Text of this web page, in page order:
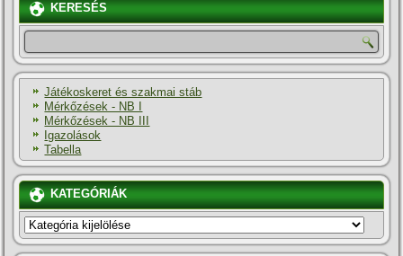
KERESÉS
Játékoskeret és szakmai stáb
Mérkőzések - NB I
Mérkőzések - NB III
Igazolások
Tabella
KATEGÓRIÁK
KATEGÓRIÁK